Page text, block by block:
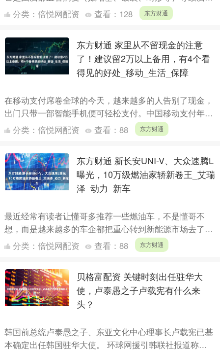
织缺血或出血，进而引发脑损伤的一类疾病。最常见的表
分类： 倍悦网配资 查看： 128 东方财通
东方财通 家里从不留现金的注意
了！建议留2万以上备用，有4个看
得见的好处_移动_生活_保障
在移动支付席卷全球的今天，越来越多的人告别了现金，
出门只带一部智能手机便可轻松支付。中国移动支付年交
易额高达527万亿元，傲居全球之首，这足以证明其便捷
分类： 倍悦网配资 查看： 88 东方财通
东方财通 新长安UNI-V、大众速腾L
曝光，10万级燃油家轿新卷王_艾瑞
泽_动力_新车
最近经常有读者让懂哥多推荐一些燃油车，不是懂哥不
想，而是越来越多的车企都把重心转到新能源市场去了，
不过精挑细选之下，懂哥还是找到了几款即将上市的燃油
家轿，不知道....
分类： 倍悦网配资 查看： 88 东方财通
贝格富配资 关键时刻出任驻华大
使，卢泰愚之子卢载宪有什么来
头？
韩国前总统卢泰愚之子、东亚文化中心理事长卢载宪已基
本确定出任韩国驻华大使。 环球网援引韩联社报道称，